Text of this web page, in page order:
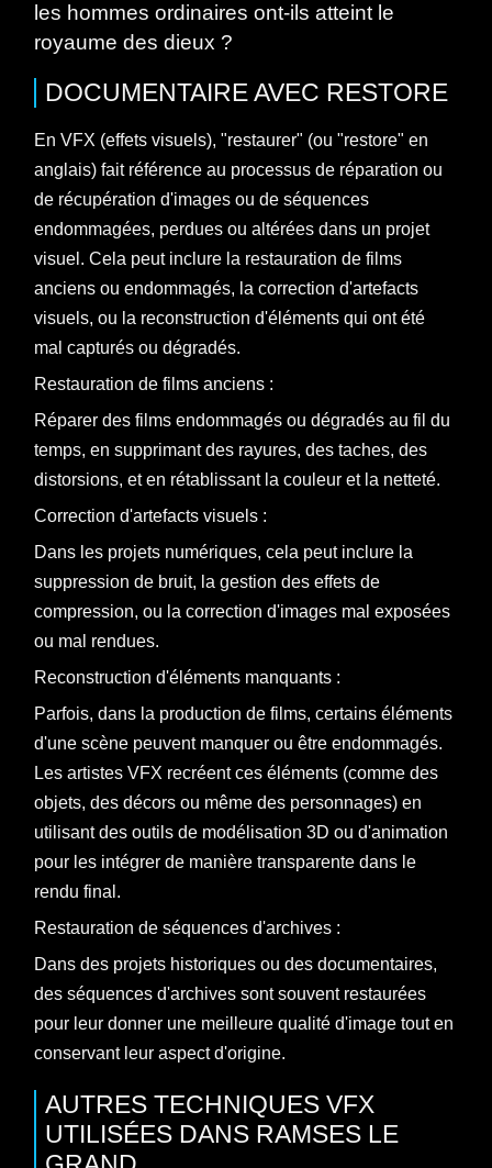
les hommes ordinaires ont-ils atteint le
royaume des dieux ?
DOCUMENTAIREAVEC RESTORE
En VFX (effets visuels), "restaurer" (ou "restore" en
anglais) fait référence au processus de réparation ou
de récupération d'images ou de séquences
endommagées, perdues ou altérées dans un projet
visuel. Cela peut inclure la restauration de films
anciens ou endommagés, la correction d'artefacts
visuels, ou la reconstruction d'éléments qui ont été
mal capturés ou dégradés.
Restauration de films anciens :
Réparer des films endommagés ou dégradés au fil du
temps, en supprimant des rayures, des taches, des
distorsions, et en rétablissant la couleur et la netteté.
Correction d'artefacts visuels :
Dans les projets numériques, cela peut inclure la
suppression de bruit, la gestion des effets de
compression, ou la correction d'images mal exposées
ou mal rendues.
Reconstruction d'éléments manquants :
Parfois, dans la production de films, certains éléments
d'une scène peuvent manquer ou être endommagés.
Les artistes VFX recréent ces éléments (comme des
objets, des décors ou même des personnages) en
utilisant des outils de modélisation 3D ou d'animation
pour les intégrer de manière transparente dans le
rendu final.
Restauration de séquences d'archives :
Dans des projets historiques ou des documentaires,
des séquences d'archives sont souvent restaurées
pour leur donner une meilleure qualité d'image tout en
conservant leur aspect d'origine.
AUTRES TECHNIQUES VFX
UTILISÉES DANS RAMSES LE